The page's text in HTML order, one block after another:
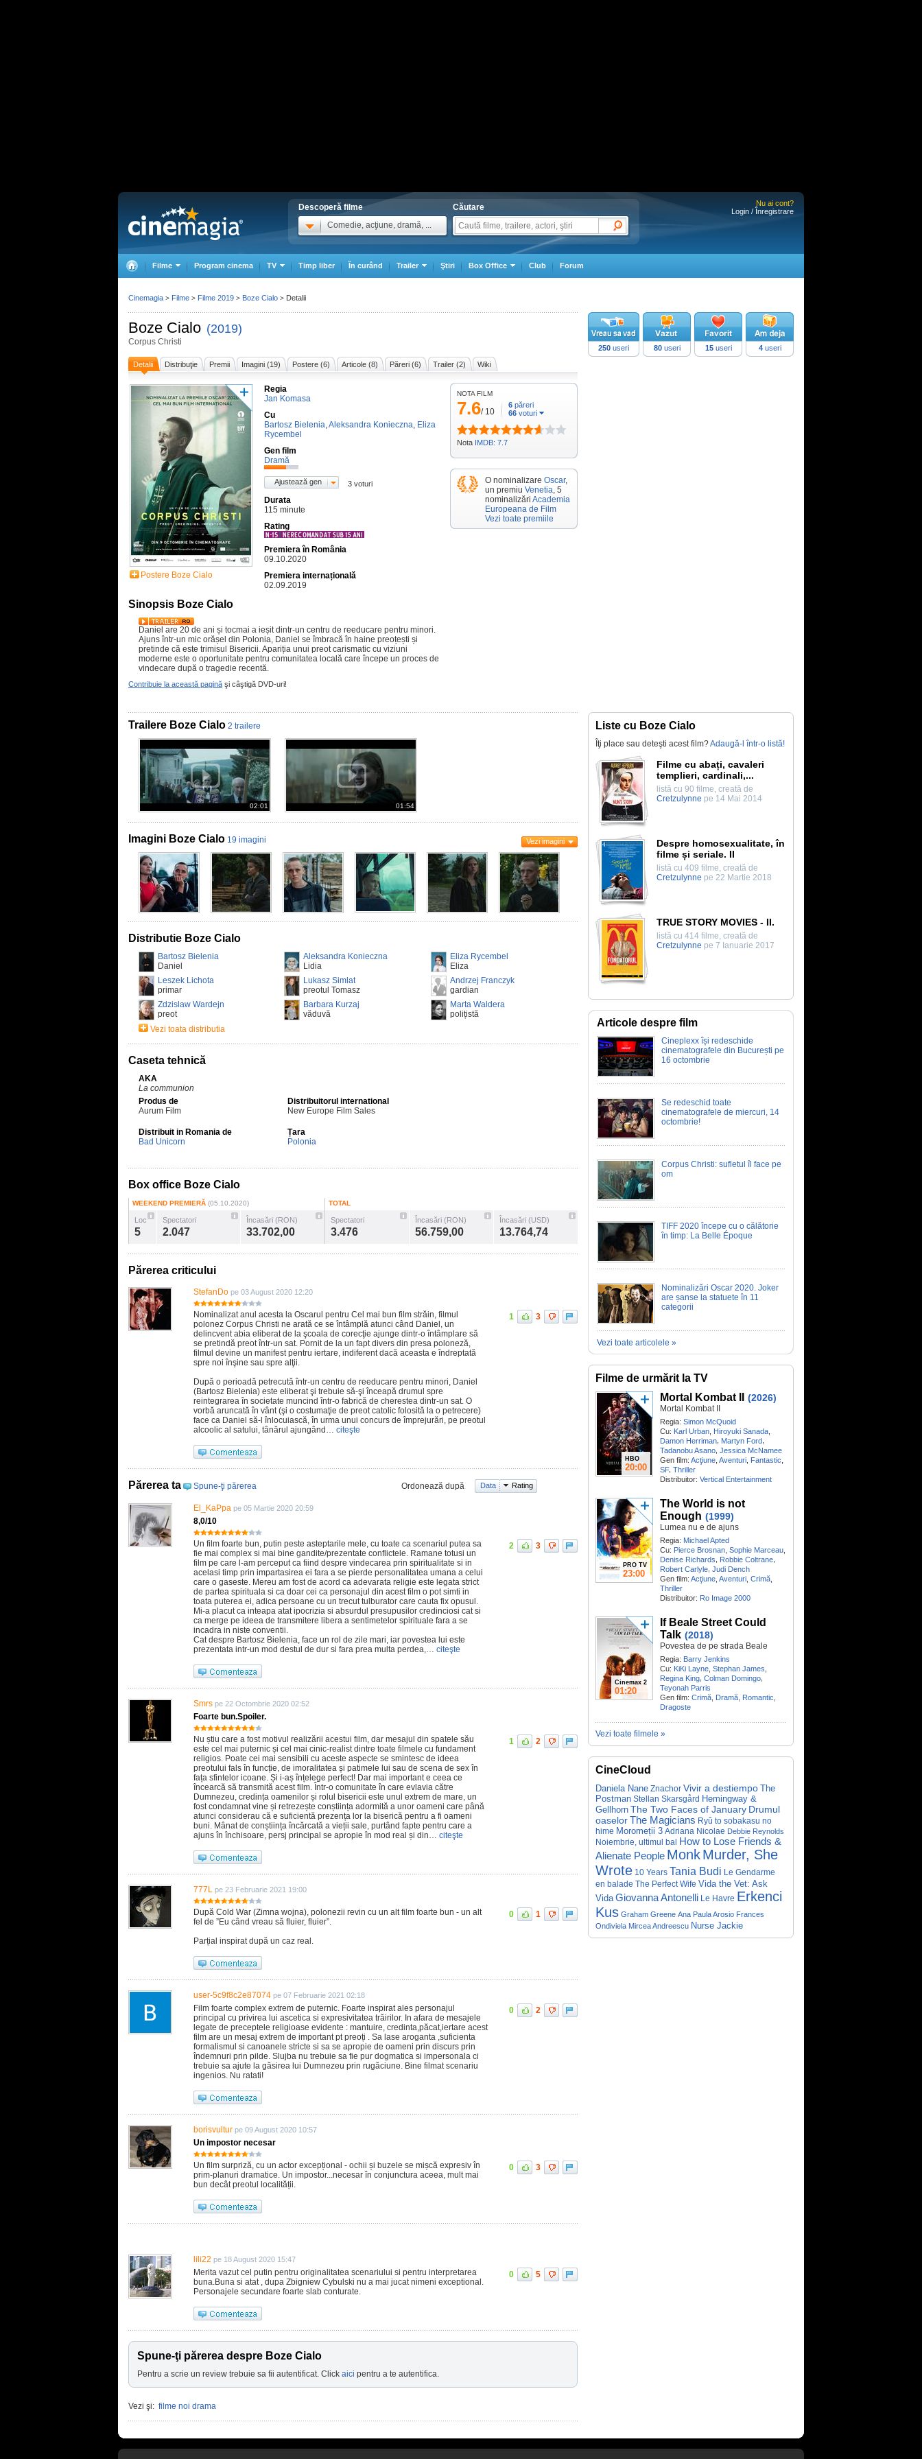
Descoperă filme
Comedie, acţiune, dramă, ...
Căutare
Nu ai cont?
Login / Înregistrare
Filme Program cinema TV Timp liber În curând Trailer Ştiri Box Office Club Forum
Boze Cialo (2019)
Corpus Christi
Detalii Distribuţie Premii Imagini (19) Postere (6) Articole (8) Păreri (6) Trailer (2) Wiki
Postere Boze Cialo
Regia
Jan Komasa
Cu
Bartosz Bielenia,Aleksandra Konieczna, Eliza
Rycembel
Gen film
Dramă
Ajustează gen 3 voturi
Durata
115 minute
Rating
Premiera în România
09.10.2020
Premiera internațională
02.09.2019
Sinopsis Boze Cialo
Daniel are 20 de ani și tocmai a ieșit dintr-un centru de reeducare pentru minori.
Ajuns într-un mic orășel din Polonia, Daniel se îmbracă în haine preoțești și
pretinde că este trimisul Bisericii. Apariția unui preot carismatic cu viziuni
moderne este o oportunitate pentru comunitatea locală care începe un proces de
vindecare după o tragedie recentă.
Contribuie la această pagină şi câştigă DVD-uri!
NOTA FILM
7.6/ 10
6 păreri
66 voturi
Nota IMDB: 7.7
O nominalizare Oscar,
un premiu Venetia, 5
nominalizări Academia
Europeana de Film
Vezi toate premiile
250 useri 80useri 15useri 4useri
Trailere Boze Cialo 2 trailere
02:01 01:54
Imagini Boze Cialo 19 imagini Vezi imagini
Distributie Boze Cialo
Bartosz Bielenia
Daniel
Aleksandra Konieczna
Lidia
Eliza Rycembel
Eliza
Leszek Lichota
primar
Lukasz Simlat
preotul Tomasz
Andrzej Franczyk
gardian
Zdzislaw Wardejn
preot
Barbara Kurzaj
văduvă
Marta Waldera
polițistă
Vezi toata distributia
Caseta tehnică
AKA
La communion
Produs de
Aurum Film
Distribuitorul international
New Europe Film Sales
Distribuit in Romania de
Bad Unicorn
Țara
Polonia
Box office Boze Cialo
WEEKEND PREMIERĂ (05.10.2020)
Loc
5
Spectatori
2.047
Încasări (RON)
33.702,00
TOTAL
Spectatori
3.476
Încasări (RON)
56.759,00
Încasări (USD)
13.764,74
Părerea criticului
StefanDo pe 03 August 2020 12:20
Nominalizat anul acesta la Oscarul pentru Cel mai bun film străin, filmul
polonez Corpus Christi ne arată ce se întâmplă atunci când Daniel, un
delincvent abia eliberat de la şcoala de corecţie ajunge dintr-o întâmplare să
se pretindă preot într-un sat. Pornit de la un fapt divers din presa poloneză,
filmul devine un manifest pentru iertare, indiferent dacă aceasta e îndreptată
spre noi înşine sau spre alţii.
După o perioadă petrecută într-un centru de reeducare pentru minori, Daniel
(Bartosz Bielenia) este eliberat şi trebuie să-şi înceapă drumul spre
reintegrarea în societate muncind într-o fabrică de cherestea dintr-un sat. O
vorbă aruncată în vânt (şi o costumaţie de preot catolic folosită la o petrecere)
face ca Daniel să-l înlocuiască, în urma unui concurs de împrejurări, pe preotul
alcoolic al satului, tânărul ajungând… citeşte
1 3
Părerea ta Spune-ţi părerea Ordonează după Data Rating
El_KaPpa pe 05 Martie 2020 20:59
8,0/10
Un film foarte bun, putin peste asteptarile mele, cu toate ca scenariul putea sa
fie mai complex si mai bine gandite/prezentate conflictele. Ramane totusi un
film pe care l-am perceput ca fiind despre vindecarea prin spiritualitate si in
acelasi timp prin impartasirea ei fara a se pierde personalitatea umana a celui
care o gaseste. Mereu am fost de acord ca adevarata religie este legata strict
de partea spirituala si ca doar cei ca personajul din acest film o pot simti in
toata puterea ei, adica persoane cu un trecut tulburator care cauta fix opusul.
Mi-a placut ca inteapa atat ipocrizia si absurdul presupusilor credinciosi cat si
ca merge pe ideea de transmitere libera a sentimetelor spirituale fara a se
incadra in niste conventii.
Cat despre Bartosz Bielenia, face un rol de zile mari, iar povestea lui este
prezentata intr-un mod destul de dur si fara prea multa perdea,… citeşte
2 3
Smrs pe 22 Octombrie 2020 02:52
Foarte bun.Spoiler.
Nu știu care a fost motivul realizării acestui film, dar mesajul din spatele său
este cel mai puternic și cel mai cinic-realist dintre toate filmele cu fundament
religios. Poate cei mai sensibili cu aceste aspecte se smintesc de ideea
preotului fals în funcție, de imoralitatea și patimele lui sau de scena de sex în
fața sfintelor icoane. Și i-aș înțelege perfect! Dar mai important e ceea ce
încearcă să transmită acest film. Într-o comunitate în care evlavia către
Dumnezeu, credința oamenilor și rolul bisericii este unul extrem de mare, un
fost condamnat vine și retrezește conștiința adormită a unor oameni care până
atunci considerau că e suficientă prezența lor la biserică pentru a fi oameni
buni. Mânat de conștiința încărcată a vieții sale, purtând fapte pentru care a
ajuns în închisoare, persj principal se apropie în mod real și din… citeşte
1 2
777L pe 23 Februarie 2021 19:00
După Cold War (Zimna wojna), polonezii revin cu un alt film foarte bun - un alt
fel de ”Eu când vreau să fluier, fluier”.
Parțial inspirat după un caz real.
0 1
user-5c9f8c2e87074 pe 07 Februarie 2021 02:18
Film foarte complex extrem de puternic. Foarte inspirat ales personajul
principal cu privirea lui ascetica si expresivitatea trăirilor. In afara de mesajele
legate de preceptele religioase evidente : mantuire, credinta,păcat,iertare acest
film are un mesaj extrem de important pt preoți . Sa lase aroganta ,suficienta
formalismul si canoanele stricte si sa se apropie de oameni prin discurs prin
îndemnuri prin pilde. Slujba nu trebuie sa fie pur dogmatica si impersonala ci
trebuie sa ajute la găsirea lui Dumnezeu prin rugăciune. Bine filmat scenariu
ingenios. Nu ratati!
0 2
borisvultur pe 09 August 2020 10:57
Un impostor necesar
Un film surpriză, cu un actor excepțional - ochii și buzele se mișcă expresiv în
prim-planuri dramatice. Un impostor...necesar în conjunctura aceea, mult mai
bun decât preotul localității.
0 3
lili22 pe 18 August 2020 15:47
Merita vazut cel putin pentru originalitatea scenariului si pentru interpretarea
buna.Buna si atat , dupa Zbigniew Cybulski nu a mai jucat nimeni exceptional.
Personajele secundare foarte slab conturate.
0 5
Spune-ţi părerea despre Boze Cialo
Pentru a scrie un review trebuie sa fii autentificat. Click aici pentru a te autentifica.
Vezi şi: filme noi drama
Liste cu Boze Cialo
Îţi place sau deteşti acest film?Adaugă-l într-o listă!
Filme cu abați, cavaleri
templieri, cardinali,...
listă cu 90 filme, creată de
Cretzulynne pe 14 Mai 2014
Despre homosexualitate, în
filme și seriale. II
listă cu 409 filme, creată de
Cretzulynne pe 22 Martie 2018
TRUE STORY MOVIES - II.
listă cu 414 filme, creată de
Cretzulynne pe 7 Ianuarie 2017
Articole despre film
Cineplexx își redeschide
cinematografele din București pe
16 octombrie
Se redeschid toate
cinematografele de miercuri, 14
octombrie!
Corpus Christi: sufletul îl face pe
om
TIFF 2020 începe cu o călătorie
în timp: La Belle Époque
Nominalizări Oscar 2020. Joker
are șanse la statuete în 11
categorii
Vezi toate articolele »
Filme de urmărit la TV
HBO
20:00
Mortal Kombat II (2026)
Mortal Kombat II
Regia: Simon McQuoid
Cu: Karl Urban Hiroyuki Sanada
Damon Herriman, Martyn Ford,
Tadanobu Asano, Jessica McNamee
Gen film: Acţiune Aventuri Fantastic
SF, Thriller
Distribuitor: Vertical Entertainment
PRO TV
23:00
The World is not
Enough (1999)
Lumea nu e de ajuns
Regia: Michael Apted
Cu: Pierce Brosnan Sophie Marceau
Denise Richards, Robbie Coltrane,
Robert Carlyle, Judi Dench
Gen film: Acţiune Aventuri Crimă
Thriller
Distribuitor: Ro Image 2000
Cinemax 2
01:20
If Beale Street Could
Talk (2018)
Povestea de pe strada Beale
Regia: Barry Jenkins
Cu: KiKi Layne Stephan James
Regina King, Colman Domingo,
Teyonah Parris
Gen film: Crimă Dramă Romantic
Dragoste
Vezi toate filmele »
CineCloud
Daniela Nane Znachor Vivir a destiempo The
Postman Stellan Skarsgård Hemingway &
Gellhorn The Two Faces of January Drumul
oaselorThe Magicians Ryû to sobakasu no
hime Moromeții 3 Adriana Nicolae Debbie Reynolds
Noiembrie, ultimul bal How to Lose Friends &
Alienate People MonkMurder, She
Wrote 10 Years Tania Budi Le Gendarme
en balade The Perfect Wife Vida the Vet: Ask
Vida Giovanna Antonelli Le Havre Erkenci
Kus Graham Greene Ana Paula Arosio Frances
Ondiviela Mircea Andreescu Nurse Jackie
Cinemagia > Filme > Filme 2019 > Boze Cialo > Detalii